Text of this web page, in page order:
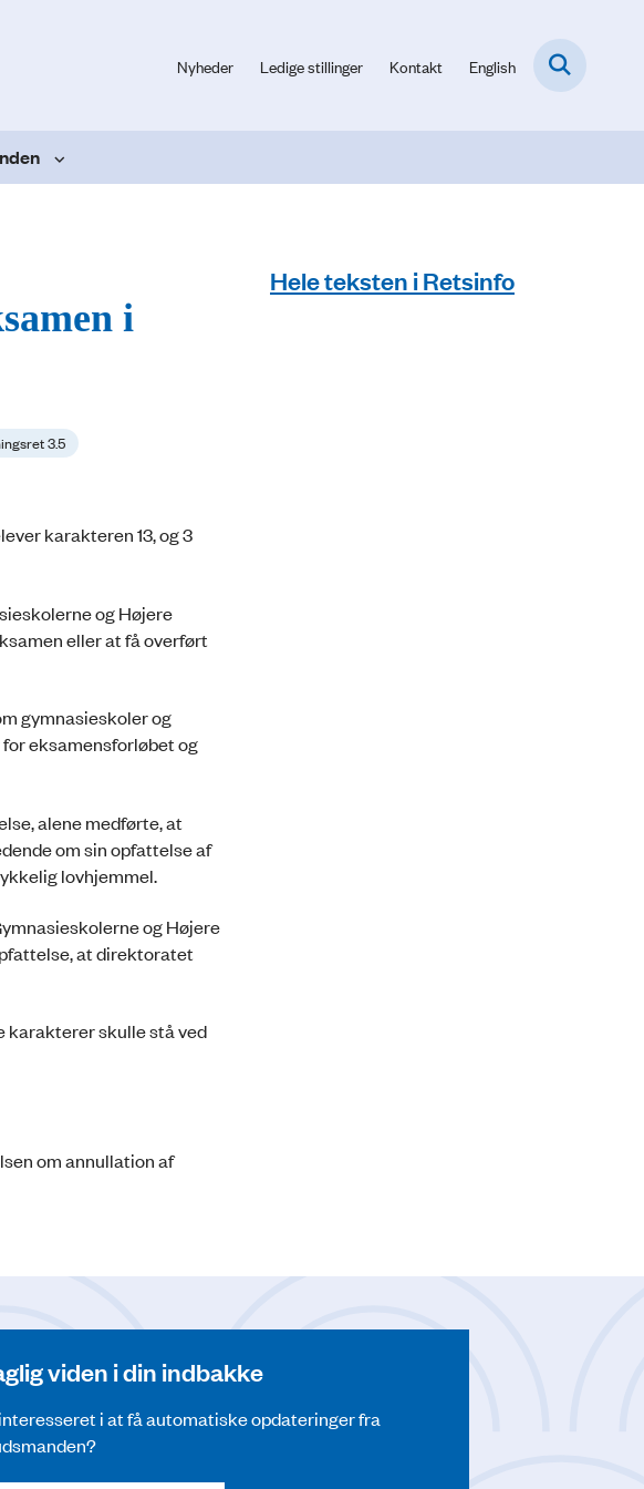
Nyheder Ledige stillinger Kontakt English
i
3.5
karakteren 13, og 3
og Højere
eller at få overført
gymnasieskoler og
eksamensforløbet og
alene medførte, at
om sin opfattelse af
lovhjemmel.
og Højere
at direktoratet
karakterer skulle stå ved
om annullation af
Hele teksten i Retsinfo
viden i din indbakke
i at få automatiske opdateringer fra